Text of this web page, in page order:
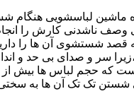
ماشین لباسشویی هنگام
وصف ناشدنی کارش را
قصد شستشوی آن ها را
سر و صدای بی حد و
که حجم لباس ها بیش
شستن تک تک آن ها به